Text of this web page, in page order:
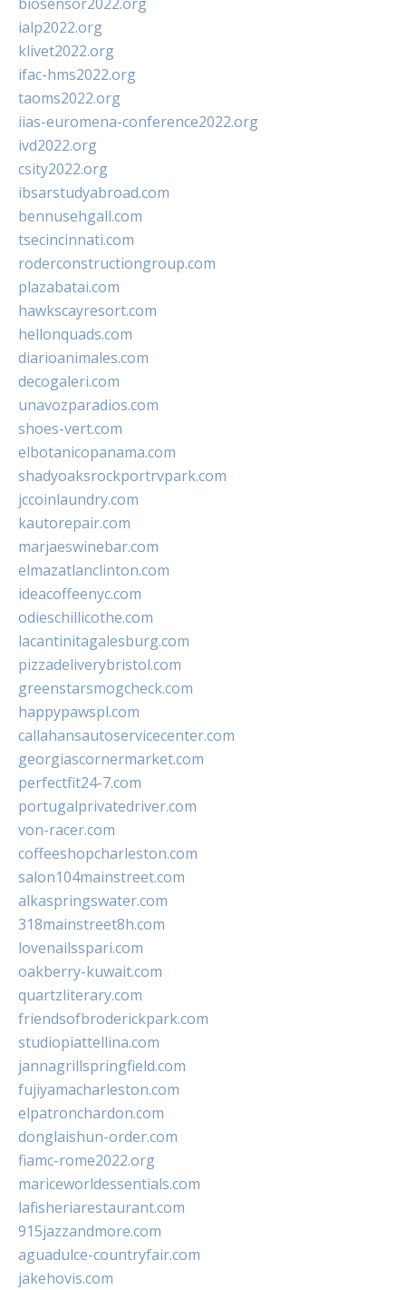
ialp2022.org
klivet2022.org
ifac-hms2022.org
taoms2022.org
iias-euromena-conference2022.org
ivd2022.org
csity2022.org
ibsarstudyabroad.com
bennusehgall.com
tsecincinnati.com
roderconstructiongroup.com
plazabatai.com
hawkscayresort.com
hellonquads.com
diarioanimales.com
decogaleri.com
unavozparadios.com
shoes-vert.com
elbotanicopanama.com
shadyoaksrockportrvpark.com
jccoinlaundry.com
kautorepair.com
marjaeswinebar.com
elmazatlanclinton.com
ideacoffeenyc.com
odieschillicothe.com
lacantinitagalesburg.com
pizzadeliverybristol.com
greenstarsmogcheck.com
happypawspl.com
callahansautoservicecenter.com
georgiascornermarket.com
perfectfit24-7.com
portugalprivatedriver.com
von-racer.com
coffeeshopcharleston.com
salon104mainstreet.com
alkaspringswater.com
318mainstreet8h.com
lovenailsspari.com
oakberry-kuwait.com
quartzliterary.com
friendsofbroderickpark.com
studiopiattellina.com
jannagrillspringfield.com
fujiyamacharleston.com
elpatronchardon.com
donglaishun-order.com
fiamc-rome2022.org
mariceworldessentials.com
lafisheriarestaurant.com
915jazzandmore.com
aguadulce-countryfair.com
jakehovis.com